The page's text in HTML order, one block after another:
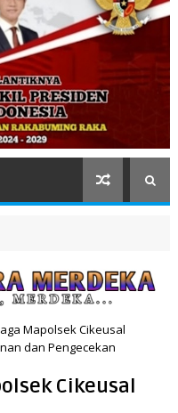
Mapolsek Cikeusal
dan Pengecekan
Cikeusal